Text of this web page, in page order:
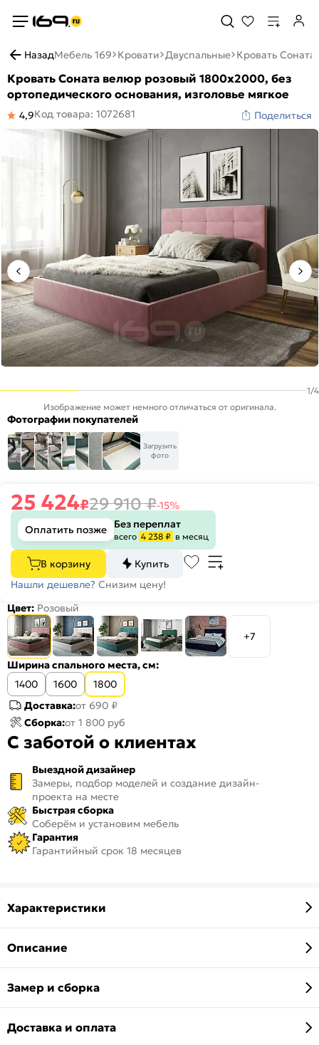
НазадМебель 169 Кровати Двуспальные Кровать
Кровать Соната велюр розовый 1800x2000, без
ортопедического основания, изголовье мягкое
4,9Код товара: 1072681 Поделиться
1/4
Изображение может немного отличаться от оригинала.
Фотографии покупателей
Загрузить
фото
25 424₽29 910₽-15%
Оплатить позже
Без переплат
всего 4 238 ₽ в месяц
В корзину
Купить
Нашли дешевле? Снизим цену!
Цвет: Розовый
+7
Ширина спального места, см:
1400
1600
1800
Доставка:от 690 ₽
Сборка:от 1 800 руб
С заботой о клиентах
Выездной дизайнер
Замеры, подбор моделей и создание дизайн-
проекта на месте
Быстрая сборка
Соберём и установим мебель
Гарантия
Гарантийный срок 18 месяцев
Характеристики
Описание
Замер и сборка
Доставка и оплата